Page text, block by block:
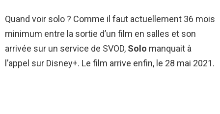
Quand voir solo ? Comme il faut actuellement 36 mois
minimum entre la sortie d’un film en salles et son
arrivée sur un service de SVOD, Solo manquait à
l’appel sur Disney+. Le film arrive enfin, le 28 mai 2021.